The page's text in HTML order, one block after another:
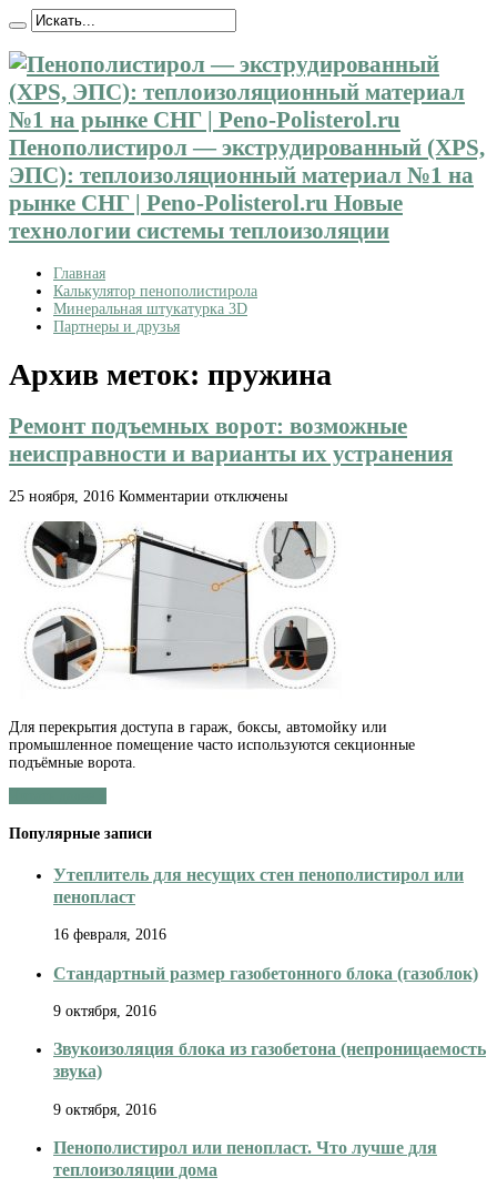
Пенополистирол — экструдированный (XPS,
ЭПС): теплоизоляционный материал №1 на
рынке СНГ | Peno-Polisterol.ru Новые
технологии системы теплоизоляции
Главная
Калькулятор пенополистирола
Минеральная штукатурка 3D
Партнеры и друзья
Архив меток: пружинa
Ремонт подъемных ворот: возможные
неисправности и варианты их устранения
25 ноября, 2016 Комментарии к
подъемных
ворот:
возможные
неисправности
варианты
устранения
отключены
Для перекрытия доступа в гараж, боксы, автомойку или
промышленное помещение часто используются секционные
подъёмные ворота.
Популярные записи
Утеплитель для несущих стен пенополистирол или
пенопласт
16 февраля, 2016
Стандартный размер газобетонного блока (газоблок)
9 октября, 2016
Звукоизоляция блока из газобетона (непроницаемость
звука)
9 октября, 2016
Пенополистирол или пенопласт. Что лучше для
теплоизоляции дома